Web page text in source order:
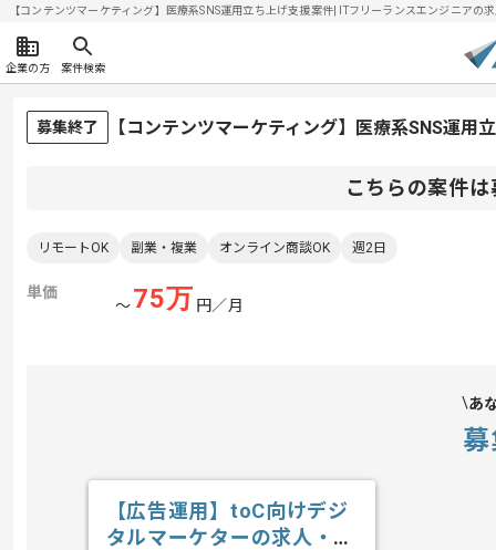
【コンテンツマーケティング】医療系SNS運用立ち上げ支援案件| ITフリーランスエンジニア
企業の方 案件検索
募集終了 【コンテンツマーケティング】医療系SNS運用
こちらの案件
リモートOK 副業・複業 オンライン商談OK 週2日
単価
〜75万 円／月
あ
【広告運用】toC向けデジ
タルマーケターの求人・案